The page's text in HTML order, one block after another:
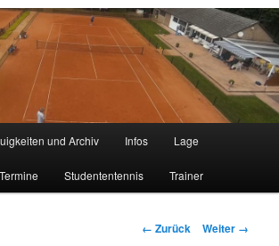
und Archiv Infos Lage
Termine Studententennis Trainer
Bilder-
← Zurück Weiter →